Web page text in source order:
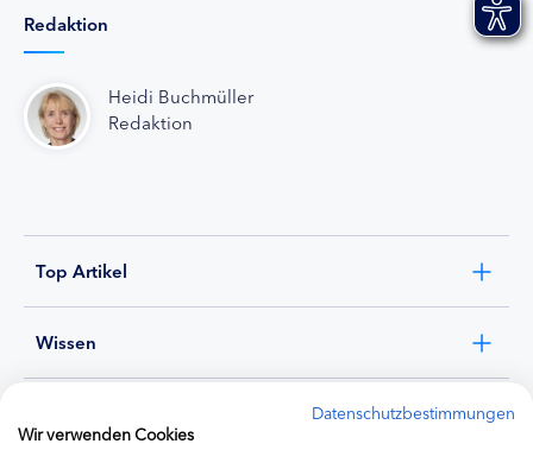
Redaktion
Heidi Buchmüller
Redaktion
Top Artikel
Wissen
Datenschutzbestimmungen
Wir verwenden Cookies